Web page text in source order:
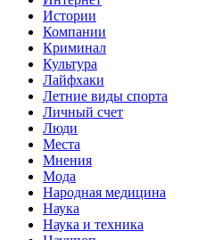
Истории
Компании
Криминал
Культура
Лайфхаки
Летние виды спорта
Личный счет
Люди
Места
Мнения
Мода
Народная медицина
Наука
Наука и техника